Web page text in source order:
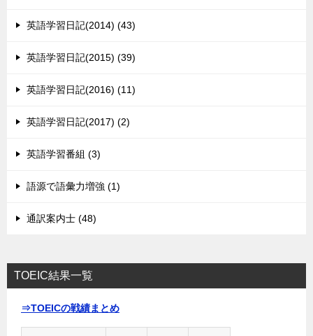
英語学習日記(2014) (43)
英語学習日記(2015) (39)
英語学習日記(2016) (11)
英語学習日記(2017) (2)
英語学習番組 (3)
語源で語彙力増強 (1)
通訳案内士 (48)
TOEIC結果一覧
⇒TOEICの戦績まとめ